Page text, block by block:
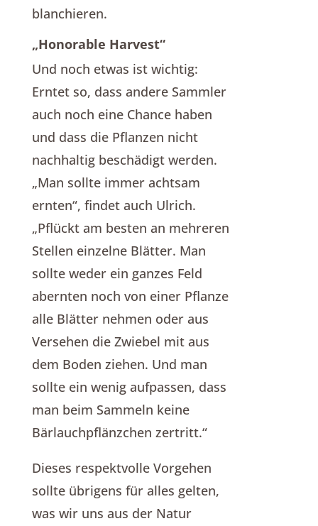
blanchieren.
„Honorable Harvest“
Und noch etwas ist wichtig:
Erntet so, dass andere Sammler
auch noch eine Chance haben
und dass die Pflanzen nicht
nachhaltig beschädigt werden.
„Man sollte immer achtsam
ernten“, findet auch Ulrich.
„Pflückt am besten an mehreren
Stellen einzelne Blätter. Man
sollte weder ein ganzes Feld
abernten noch von einer Pflanze
alle Blätter nehmen oder aus
Versehen die Zwiebel mit aus
dem Boden ziehen. Und man
sollte ein wenig aufpassen, dass
man beim Sammeln keine
Bärlauchpflänzchen zertritt.“
Dieses respektvolle Vorgehen
sollte übrigens für alles gelten,
was wir uns aus der Natur